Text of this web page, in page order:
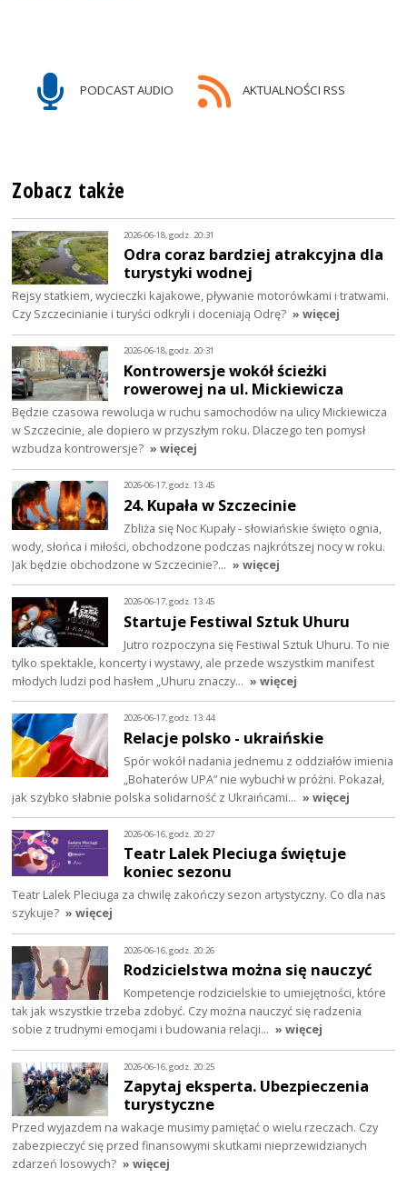
PODCAST AUDIO AKTUALNOŚCI RSS
Zobacz także
2026-06-18, godz. 20:31
Odra coraz bardziej atrakcyjna dla
turystyki wodnej
Rejsy statkiem, wycieczki kajakowe, pływanie motorówkami i tratwami.
Czy Szczecinianie i turyści odkryli i doceniają Odrę? » więcej
2026-06-18, godz. 20:31
Kontrowersje wokół ścieżki
rowerowej na ul. Mickiewicza
Będzie czasowa rewolucja w ruchu samochodów na ulicy Mickiewicza
w Szczecinie, ale dopiero w przyszłym roku. Dlaczego ten pomysł
wzbudza kontrowersje? » więcej
2026-06-17, godz. 13:45
24. Kupała w Szczecinie
Zbliża się Noc Kupały - słowiańskie święto ognia,
wody, słońca i miłości, obchodzone podczas najkrótszej nocy w roku.
Jak będzie obchodzone w Szczecinie?… » więcej
2026-06-17, godz. 13:45
Startuje Festiwal Sztuk Uhuru
Jutro rozpoczyna się Festiwal Sztuk Uhuru. To nie
tylko spektakle, koncerty i wystawy, ale przede wszystkim manifest
młodych ludzi pod hasłem „Uhuru znaczy… » więcej
2026-06-17, godz. 13:44
Relacje polsko - ukraińskie
Spór wokół nadania jednemu z oddziałów imienia
„Bohaterów UPA” nie wybuchł w próżni. Pokazał,
jak szybko słabnie polska solidarność z Ukraińcami… » więcej
2026-06-16, godz. 20:27
Teatr Lalek Pleciuga świętuje
koniec sezonu
Teatr Lalek Pleciuga za chwilę zakończy sezon artystyczny. Co dla nas
szykuje? » więcej
2026-06-16, godz. 20:26
Rodzicielstwa można się nauczyć
Kompetencje rodzicielskie to umiejętności, które
tak jak wszystkie trzeba zdobyć. Czy można nauczyć się radzenia
sobie z trudnymi emocjami i budowania relacji… » więcej
2026-06-16, godz. 20:25
Zapytaj eksperta. Ubezpieczenia
turystyczne
Przed wyjazdem na wakacje musimy pamiętać o wielu rzeczach. Czy
zabezpieczyć się przed finansowymi skutkami nieprzewidzianych
zdarzeń losowych? » więcej